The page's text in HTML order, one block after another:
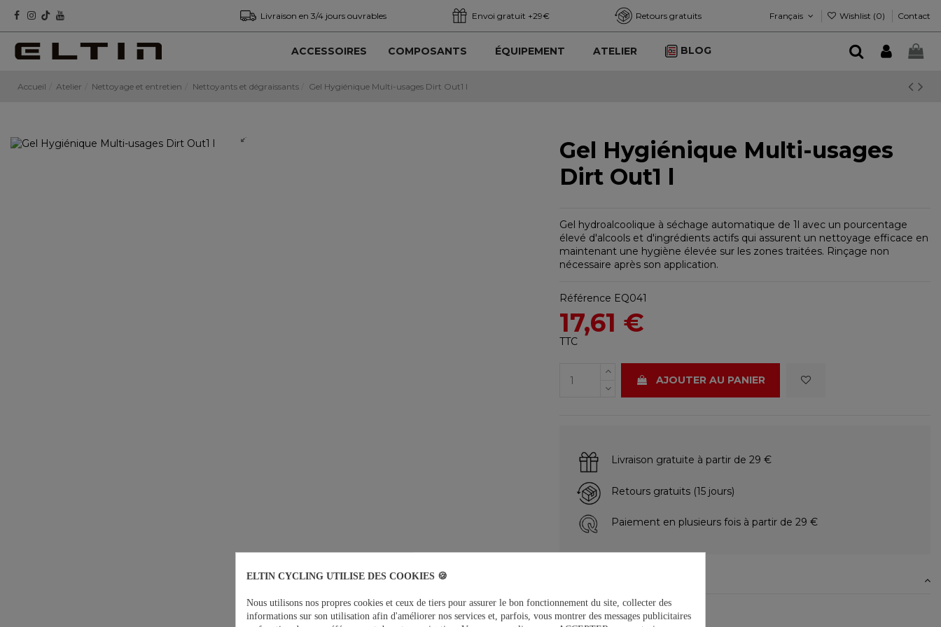
Livraison en 3/4 jours ouvrables Envoi gratuit +29€ Retours gratuits Français Wishlist (0) Contact
ACCESSOIRES COMPOSANTS ÉQUIPEMENT ATELIER BLOG
Accueil Atelier Nettoyage et entretien Nettoyants et dégraissants Gel Hygiénique Multi-usages Dirt Out1 l
Gel Hygiénique Multi-usages
Dirt Out1 l
Gel hydroalcoolique à séchage automatique de 1l avec un pourcentage
élevé d'alcools et d'ingrédients actifs qui assurent un nettoyage efficace en
maintenant une hygiène élevée sur les zones traitées. Rinçage non
nécessaire après son application.
Référence EQ041
17,61 €
TTC
AJOUTER AU PANIER
Livraison gratuite à partir de 29 €
Retours gratuits (15 jours)
Paiement en plusieurs fois à partir de 29 €
Gel assainissant : 1000 ml
ELTIN CYCLING UTILISE DES COOKIES 🍪
Nous utilisons nos propres cookies et ceux de tiers pour assurer le bon fonctionnement du site, collecter des
informations sur son utilisation afin d'améliorer nos services et, parfois, vous montrer des messages publicitaires